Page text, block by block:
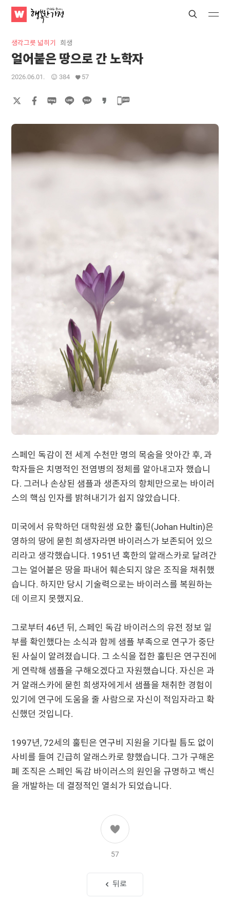
WATV
행
한
가
Search
Submit Submit
생각그릇 넓히기 희생
얼어붙은 땅으로 간 노학자
2026.06.01. 384 57
스페인 독감이 전 세계 수천만 명의 목숨을 앗아간 후, 과
학자들은 치명적인 전염병의 정체를 알아내고자 했습니
다. 그러나 손상된 샘플과 생존자의 항체만으로는 바이러
스의 핵심 인자를 밝혀내기가 쉽지 않았습니다.
미국에서 유학하던 대학원생 요한 훌틴(Johan Hultin)은
영하의 땅에 묻힌 희생자라면 바이러스가 보존되어 있으
리라고 생각했습니다. 1951년 혹한의 알래스카로 달려간
그는 얼어붙은 땅을 파내어 훼손되지 않은 조직을 채취했
습니다. 하지만 당시 기술력으로는 바이러스를 복원하는
데 이르지 못했지요.
그로부터 46년 뒤, 스페인 독감 바이러스의 유전 정보 일
부를 확인했다는 소식과 함께 샘플 부족으로 연구가 중단
된 사실이 알려졌습니다. 그 소식을 접한 훌틴은 연구진에
게 연락해 샘플을 구해오겠다고 자원했습니다. 자신은 과
거 알래스카에 묻힌 희생자에게서 샘플을 채취한 경험이
있기에 연구에 도움을 줄 사람으로 자신이 적임자라고 확
신했던 것입니다.
1997년, 72세의 훌틴은 연구비 지원을 기다릴 틈도 없이
사비를 들여 긴급히 알래스카로 향했습니다. 그가 구해온
폐 조직은 스페인 독감 바이러스의 원인을 규명하고 백신
을 개발하는 데 결정적인 열쇠가 되었습니다.
57
뒤로